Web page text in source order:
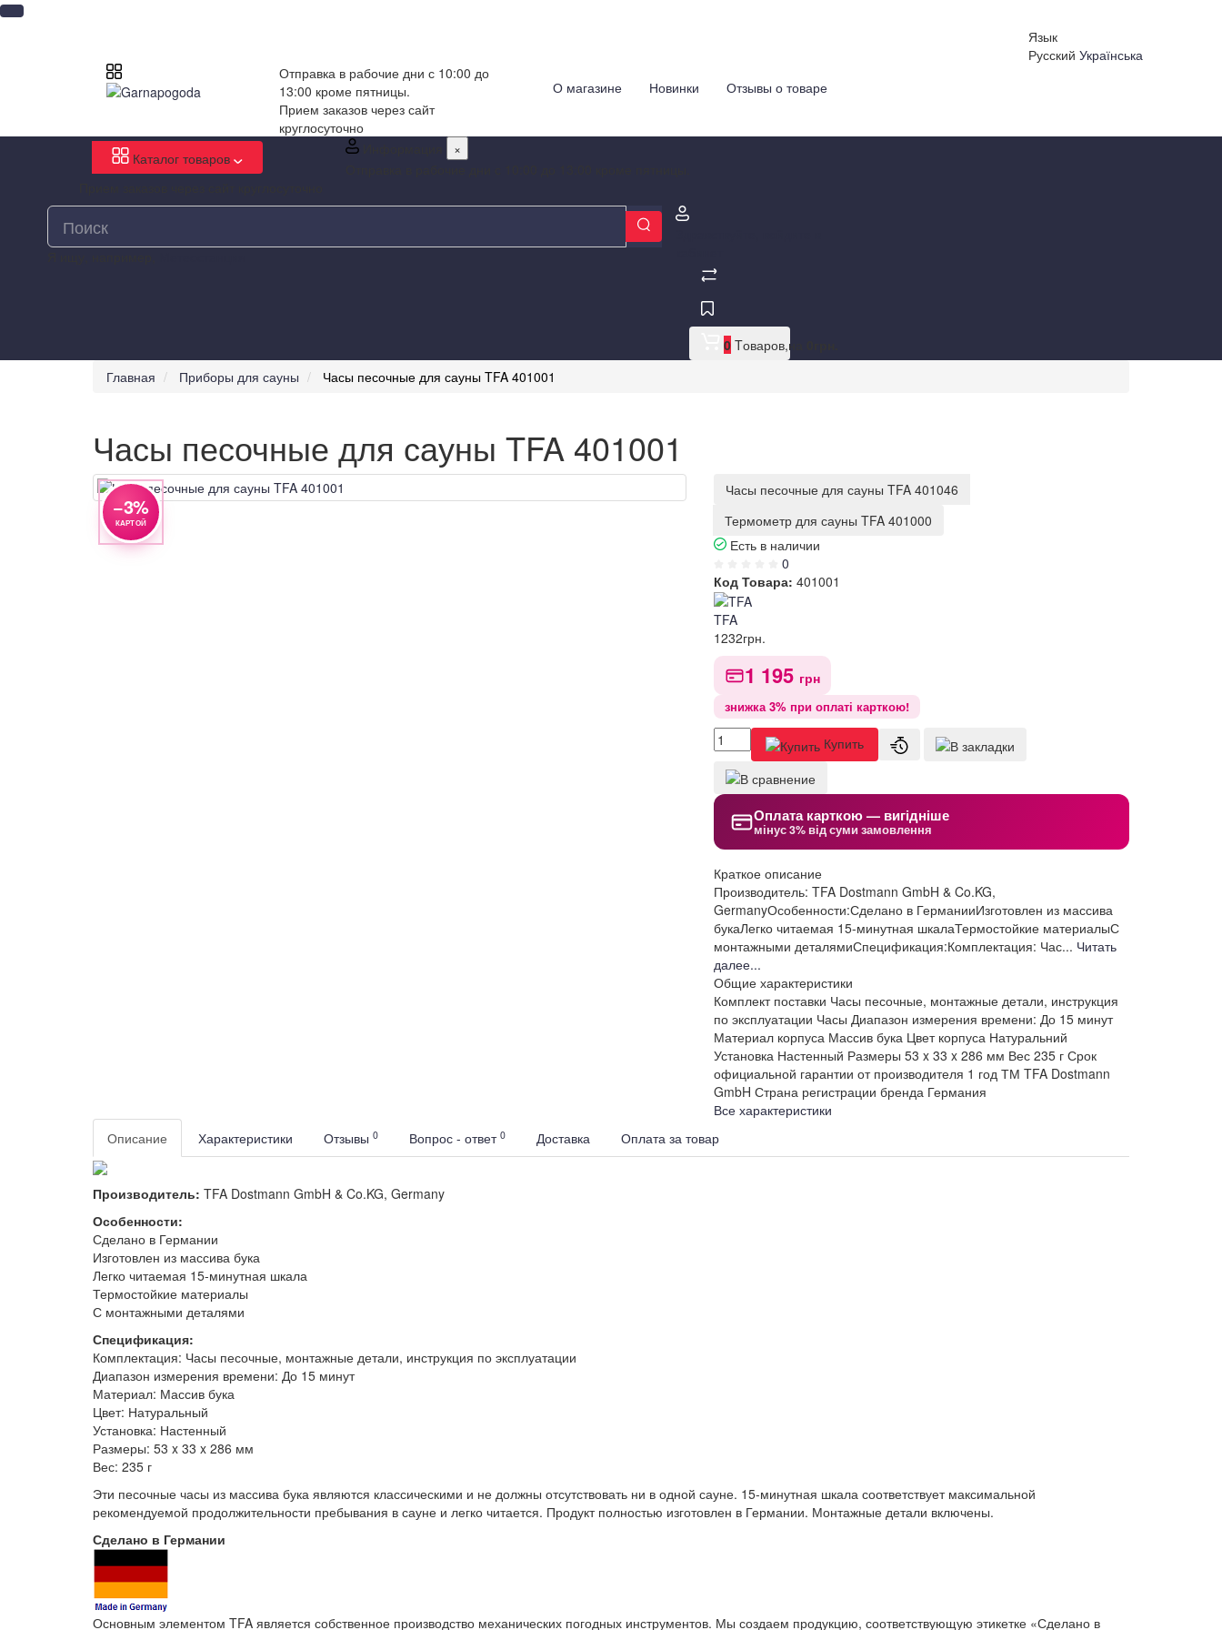
Язык
Русский Українська
Отправка в рабочие дни с 10:00 до
13:00 кроме пятницы.
Прием заказов через сайт
круглосуточно
О магазине Новинки Отзывы о товаре
Каталог товаров
×
0 Tоваров,на
Главная
Приборы для сауны Часы песочные для сауны TFA 401001
Часы песочные для сауны TFA 401001
−3%
КАРТОЙ
Часы песочные для сауны TFA 401046
Термометр для сауны TFA 401000
Есть в наличии
0
Код Товара: 401001
TFA
1232грн.
1 195 грн
знижка 3% при оплаті карткою!
Купить
Оплата карткою — вигідніше
мінус 3% від суми замовлення
Краткое описание
Производитель: TFA Dostmann GmbH & Co.KG,
GermanyОсобенности:Сделано в ГерманииИзготовлен из массива
букаЛегко читаемая 15-минутная шкалаТермостойкие материалыС
монтажными деталямиСпецификация:Комплектация: Час... Читать
далее...
Общие характеристики
Комплект поставки Часы песочные, монтажные детали, инструкция
по эксплуатации Часы Диапазон измерения времени: До 15 минут
Материал корпуса Массив бука Цвет корпуса Натуральний
Установка Настенный Размеры 53 x 33 x 286 мм Вес 235 г Срок
официальной гарантии от производителя 1 год ТМ TFA Dostmann
GmbH Страна регистрации бренда Германия
Все характеристики
Описание
Характеристики Отзывы 0 Вопрос - ответ 0 Доставка Оплата за товар
Производитель: TFA Dostmann GmbH & Co.KG, Germany
Особенности:
Сделано в Германии
Изготовлен из массива бука
Легко читаемая 15-минутная шкала
Термостойкие материалы
С монтажными деталями
Спецификация:
Комплектация: Часы песочные, монтажные детали, инструкция по эксплуатации
Диапазон измерения времени: До 15 минут
Материал: Массив бука
Цвет: Натуральный
Установка: Настенный
Размеры: 53 x 33 x 286 мм
Вес: 235 г
Эти песочные часы из массива бука являются классическими и не должны отсутствовать ни в одной сауне. 15-минутная шкала соответствует максимальной
рекомендуемой продолжительности пребывания в сауне и легко читается. Продукт полностью изготовлен в Германии. Монтажные детали включены.
Сделано в Германии
Основным элементом TFA является собственное производство механических погодных инструментов. Мы создаем продукцию, соответствующую этикетке «Сделано в